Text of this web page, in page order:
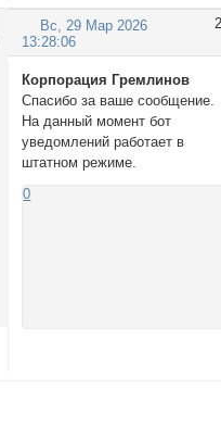
2
Вс, 29 Мар 2026
13:28:06
Корпорация Гремлинов
Спасибо за ваше сообщение.
На данный момент бот
уведомлений работает в
штатном режиме.
0